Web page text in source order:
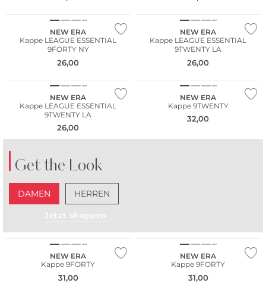
NEW ERA
Kappe LEAGUE ESSENTIAL
9FORTY NY
26,00
NEW ERA
Kappe LEAGUE ESSENTIAL
9TWENTY LA
26,00
NEW ERA
Kappe LEAGUE ESSENTIAL
9TWENTY LA
26,00
NEW ERA
Kappe 9TWENTY
32,00
Get the Look
DAMEN HERREN
Jetzt shoppen
NEW ERA
Kappe 9FORTY
31,00
NEW ERA
Kappe 9FORTY
31,00